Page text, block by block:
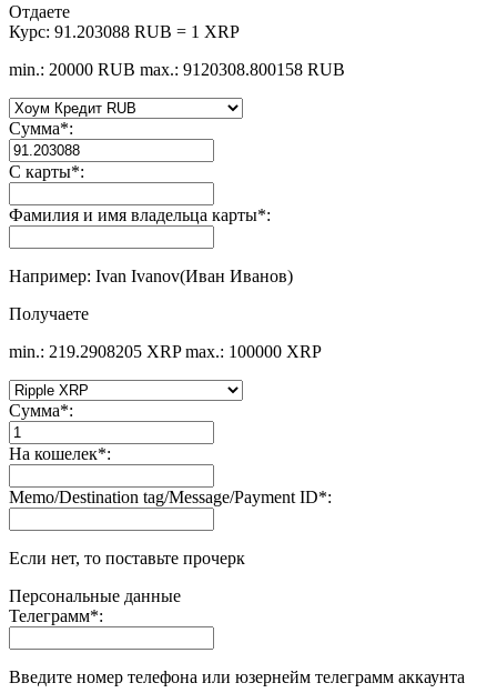
Отдаете
Курс: 91.203088 RUB = 1 XRP
min.: 20000 RUB max.: 9120308.800158 RUB
Сумма*:
С карты*:
Фамилия и имя владельца карты*:
Например: Ivan Ivanov(Иван Иванов)
Получаете
min.: 219.2908205 XRP max.: 100000 XRP
Сумма*:
На кошелек*:
Memo/Destination tag/Message/Payment ID*:
Если нет, то поставьте прочерк
Персональные данные
Телеграмм*:
Введите номер телефона или юзернейм телеграмм аккаунта